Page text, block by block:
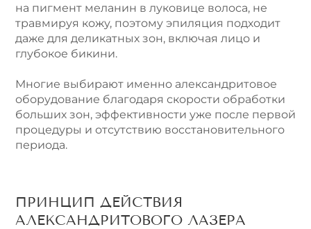
на пигмент меланин в луковице волоса, не
травмируя кожу, поэтому эпиляция подходит
даже для деликатных зон, включая лицо и
глубокое бикини.
Многие выбирают именно александритовое
оборудование благодаря скорости обработки
больших зон, эффективности уже после первой
процедуры и отсутствию восстановительного
периода.
ПРИНЦИП ДЕЙСТВИЯ
АЛЕКСАНДРИТОВОГО ЛАЗЕРА